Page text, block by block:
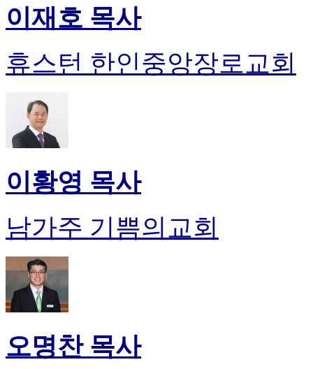
이재호 목사
휴스턴 한인중앙장로교회
이황영 목사
남가주 기쁨의교회
오명찬 목사